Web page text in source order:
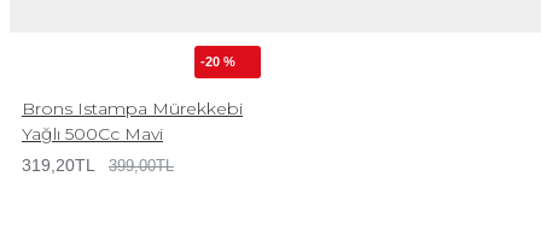
-20 %
Brons Istampa Mürekkebi
Yağlı 500Cc Mavi
319,20TL 399,00TL